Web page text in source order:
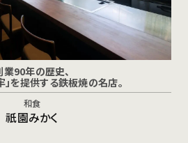
業90年の歴史、
」を提供する鉄板焼の名店。
和食
祇園みかく